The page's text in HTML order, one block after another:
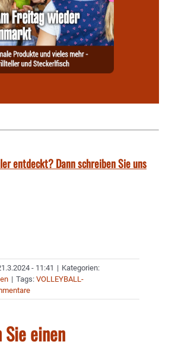
entdeckt? Dann schreiben Sie uns
- 11:41 | Kategorien:
| Tags: VOLLEYBALL-
einen